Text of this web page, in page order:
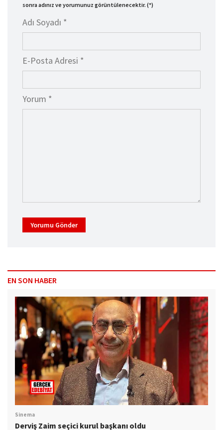
sonra adınız ve yorumunuz görüntülenecektir. (*)
Adı Soyadı *
E-Posta Adresi *
Yorum *
Yorumu Gönder
EN SON HABER
Sinema
Derviş Zaim seçici kurul başkanı oldu